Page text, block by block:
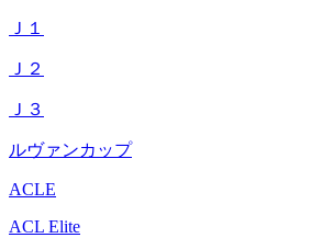
Ｊ１
Ｊ２
Ｊ３
ルヴァンカップ
ACLE
ACL Elite